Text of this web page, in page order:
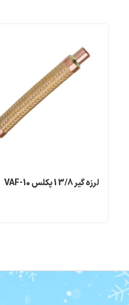
لرزه گیر 3/8 1 پکلس VAF-10